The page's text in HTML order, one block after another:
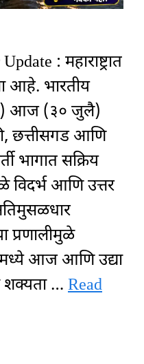
: महाराष्ट्रात
आहे. भारतीय
आज (३० जुलै)
छत्तीसगड आणि
भागात सक्रिय
विदर्भ आणि उत्तर
प्रणालीमुळे
आज आणि उद्या
शक्यता … Read